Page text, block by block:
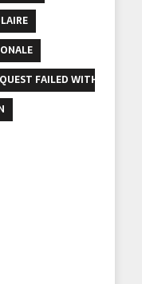
FAILED WITH